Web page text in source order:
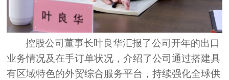
控股公司董事长叶良华汇报了公司开年的出口
业务情况及在手订单状况，介绍了公司通过搭建具
有区域特色的外贸综合服务平台，持续强化全球供